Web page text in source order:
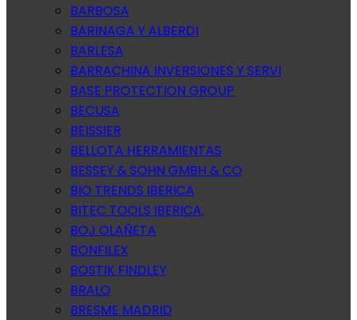
BARBOSA
BARINAGA Y ALBERDI
BARLESA
BARRACHINA INVERSIONES Y SERVI
BASE PROTECTION GROUP
BECUSA
BEISSIER
BELLOTA HERRAMIENTAS
BESSEY & SOHN GMBH & CO
BIO TRENDS IBERICA
BITEC TOOLS IBERICA.
BOJ OLAÑETA
BONFILEX
BOSTIK FINDLEY
BRALO
BRESME MADRID